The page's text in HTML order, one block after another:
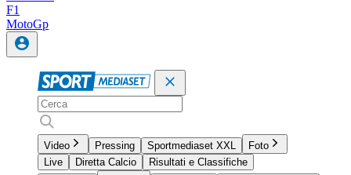
F1
MotoGp
Video Pressing Sportmediaset XXL
Foto
Live
Diretta Calcio
Risultati e Classifiche